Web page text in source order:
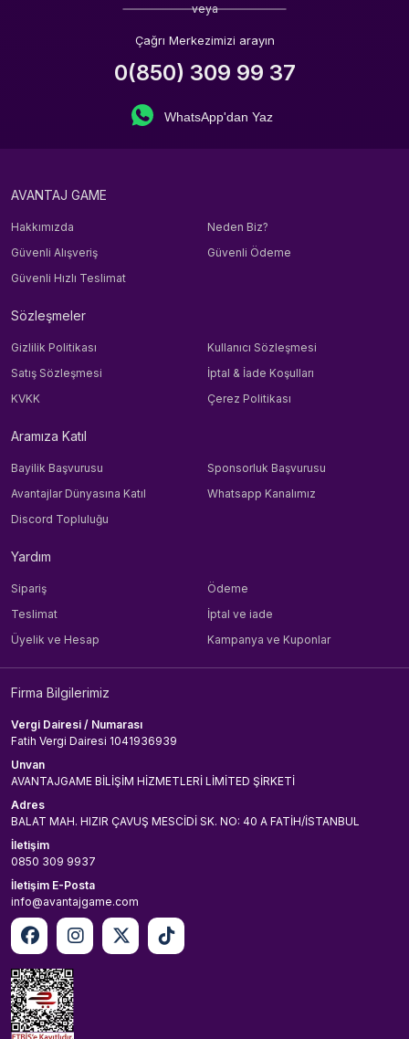
veya
Çağrı Merkezimizi arayın
0(850) 309 99 37
WhatsApp'dan Yaz
AVANTAJ GAME
Hakkımızda
Neden Biz?
Güvenli Alışveriş
Güvenli Ödeme
Güvenli Hızlı Teslimat
Sözleşmeler
Gizlilik Politikası
Kullanıcı Sözleşmesi
Satış Sözleşmesi
İptal & İade Koşulları
KVKK
Çerez Politikası
Aramıza Katıl
Bayilik Başvurusu
Sponsorluk Başvurusu
Avantajlar Dünyasına Katıl
Whatsapp Kanalımız
Discord Topluluğu
Yardım
Sipariş
Ödeme
Teslimat
İptal ve iade
Üyelik ve Hesap
Kampanya ve Kuponlar
Firma Bilgilerimiz
Vergi Dairesi / Numarası
Fatih Vergi Dairesi 1041936939
Unvan
AVANTAJGAME BİLİŞİM HİZMETLERİ LİMİTED ŞİRKETİ
Adres
BALAT MAH. HIZIR ÇAVUŞ MESCİDİ SK. NO: 40 A FATİH/İSTANBUL
İletişim
0850 309 9937
İletişim E-Posta
info@avantajgame.com